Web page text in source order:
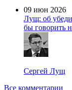
09 июн 2026
Лущ: об
бы говорить
Сергей Лущ
Все комментарии